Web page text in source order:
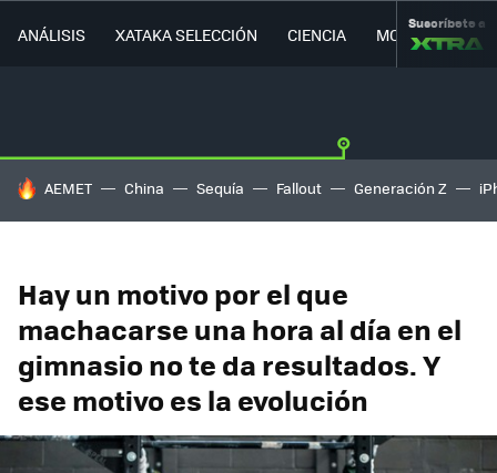
ANÁLISIS XATAKA SELECCIÓN CIENCIA MOVILIDAD
Suscríbete a
HOY SE HABLA DE
AEMET China Sequía Fallout Generación Z
Hay un motivo por el que
machacarse una hora al día en el
gimnasio no te da resultados. Y
ese motivo es la evolución